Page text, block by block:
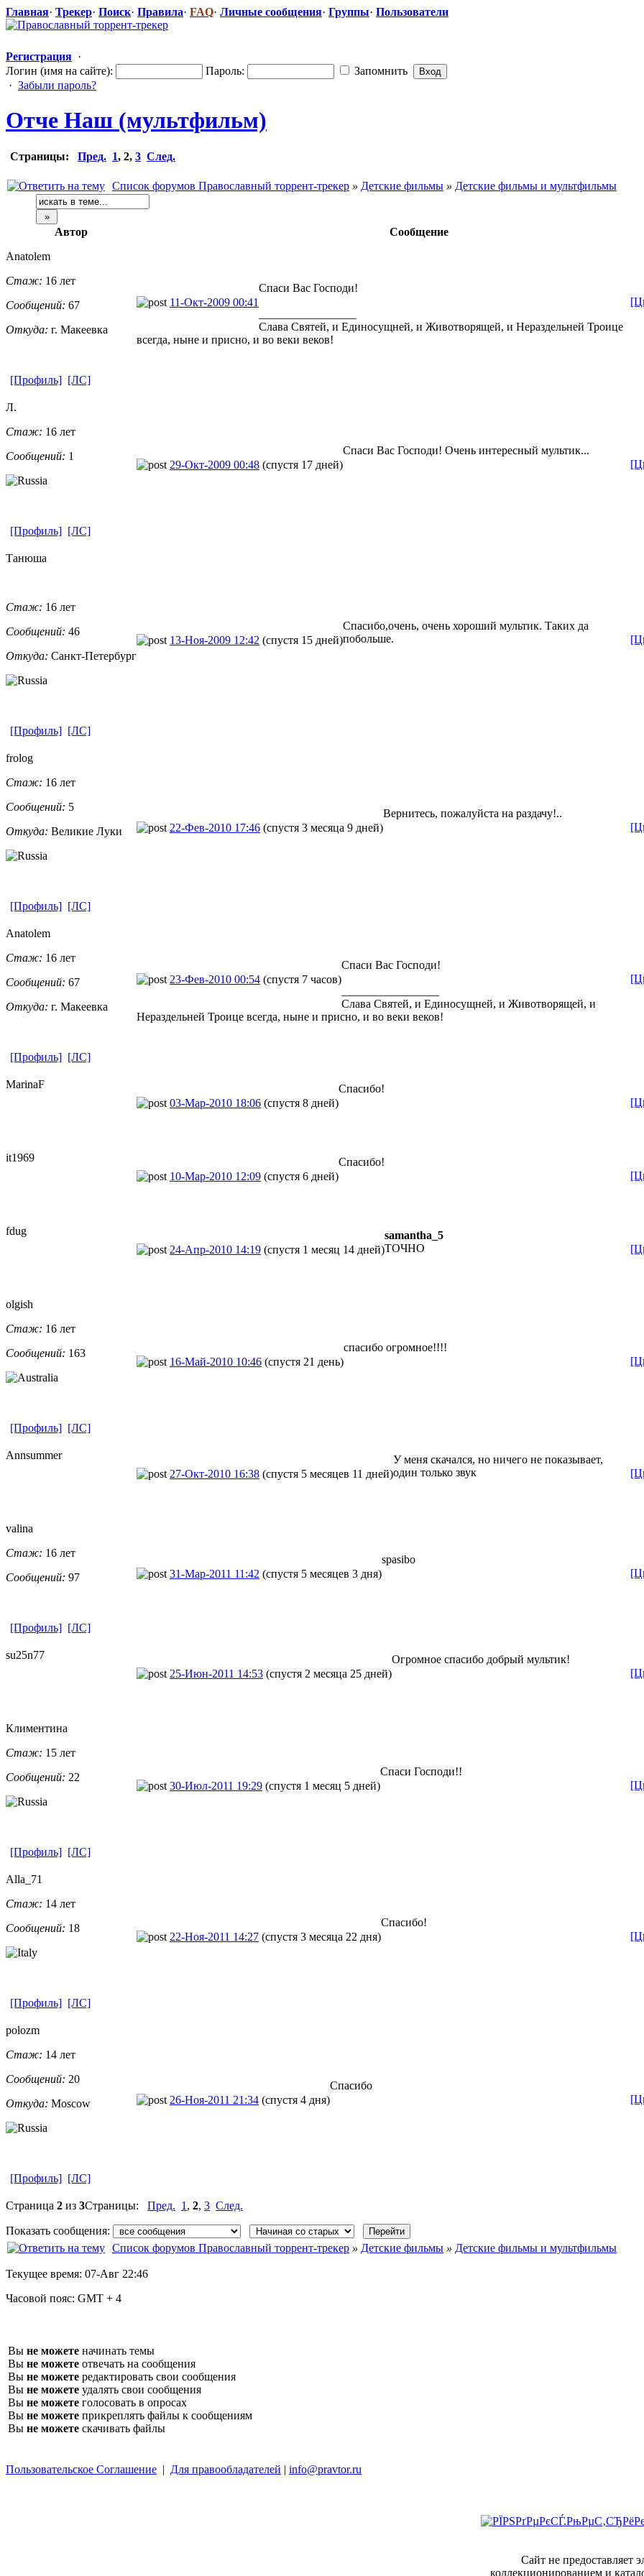
Главная· Трекер· Поиск· Правила· FAQ· Личные сообщения· Группы· Пользователи
Регистрация ·
Логин (имя на сайте):
Пароль:
Запомнить
· Забыли пароль?
Отче Наш (мультфильм)
Страницы: Пред. 1, 2, 3 След.
Список форумов Православный торрент-трекер » Детские фильмы » Детские фильмы и мультфильмы
Автор
Сообщение
Anatolem
Стаж: 16 лет
Сообщений: 67
Откуда: г. Макеевка
11-Окт-2009 00:41
Спаси Вас Господи!
Слава Святей, и Единосущней, и Животворящей, и Нераздельней Троице
всегда, ныне и присно, и во веки веков!
[Профиль] [ЛС]
Л.
Стаж: 16 лет
Сообщений: 1
29-Окт-2009 00:48 (спустя 17 дней)
Спаси Вас Господи! Очень интересный мультик...
[Профиль] [ЛС]
Танюша
Стаж: 16 лет
Сообщений: 46
Откуда: Санкт-Петерб​ург
13-Ноя-2009 12:42 (спустя 15 дней)
Спасибо,очень, очень хороший мультик. Таких да
побольше.
[Профиль] [ЛС]
frolog
Стаж: 16 лет
Сообщений: 5
Откуда: Великие Луки 22-Фев-2010 17:46 (спустя 3 месяца 9 дней)
Вернитесь, пожалуйста на раздачу!..
[Профиль] [ЛС]
Anatolem
Стаж: 16 лет
Сообщений: 67
Откуда: г. Макеевка
23-Фев-2010 00:54 (спустя 7 часов)
Спаси Вас Господи!
Слава Святей, и Единосущней, и Животворящей, и
Нераздельней Троице всегда, ныне и присно, и во веки веков!
[Профиль] [ЛС]
MarinaF
03-Мар-2010 18:06 (спустя 8 дней)
Спасибо!
it1969
10-Мар-2010 12:09 (спустя 6 дней)
Спасибо!
fdug
24-Апр-2010 14:19 (спустя 1 месяц 14 дней)
samantha_5
ТОЧНО
olgish
Стаж: 16 лет
Сообщений: 163
16-Май-2010 10:46 (спустя 21 день)
спасибо огромное!!!!
[Профиль] [ЛС]
Annsummer
27-Окт-2010 16:38 (спустя 5 месяцев 11 дней)
У меня скачался, но ничего не показывает,
один только звук
valina
Стаж: 16 лет
Сообщений: 97 31-Мар-2011 11:42 (спустя 5 месяцев 3 дня)
spasibo
[Профиль] [ЛС]
su25n77
25-Июн-2011 14:53 (спустя 2 месяца 25 дней)
Огромное спасибо добрый мультик!
Климентина
Стаж: 15 лет
Сообщений: 22
30-Июл-2011 19:29 (спустя 1 месяц 5 дней)
Спаси Господи!!
[Профиль] [ЛС]
Alla_71
Стаж: 14 лет
Сообщений: 18
22-Ноя-2011 14:27 (спустя 3 месяца 22 дня)
Спасибо!
[Профиль] [ЛС]
polozm
Стаж: 14 лет
Сообщений: 20
Откуда: Moscow 26-Ноя-2011 21:34 (спустя 4 дня)
Спасибо
[Профиль] [ЛС]
Страница 2 из 3Страницы: Пред. 1 , 2, 3 След.
Показать сообщения:
Список форумов Православный торрент-трекер » Детские фильмы » Детские фильмы и мультфильмы
Текущее время: 07-Авг 22:46
Часовой пояс: GMT + 4
Вы не можете начинать темы
Вы не можете отвечать на сообщения
Вы не можете редактировать свои сообщения
Вы не можете удалять свои сообщения
Вы не можете голосовать в опросах
Вы не можете прикреплять файлы к сообщениям
Вы не можете скачивать файлы
Пользовательское Соглашение | Для правообладателей | info@pravtor.ru
Сайт не предоставляет
коллекционированием и